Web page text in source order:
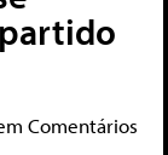
Comentários